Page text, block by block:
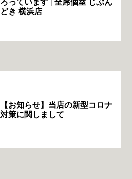
ろっています | 全席個室 じぶん
どき 横浜店
【お知らせ】当店の新型コロナ
対策に関しまして